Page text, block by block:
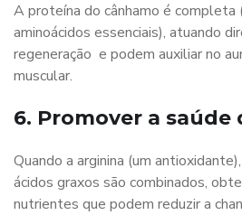
A proteína do cânhamo é
aminoácidos essenciais), atuando
regeneração e podem auxiliar no
muscular.
6. Promover a saúde
Quando a arginina (um
ácidos graxos são combinados,
nutrientes que podem reduzir a